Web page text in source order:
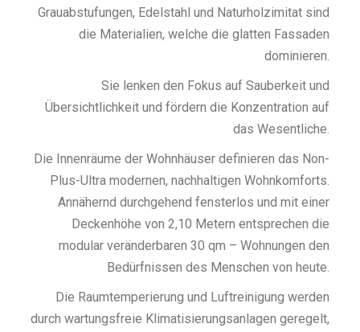
Grauabstufungen, Edelstahl und Naturholzimitat sind
die Materialien, welche die glatten Fassaden
dominieren.
Sie lenken den Fokus auf Sauberkeit und
Übersichtlichkeit und fördern die Konzentration auf
das Wesentliche.
Die Innenräume der Wohnhäuser definieren das Non-
Plus-Ultra modernen, nachhaltigen Wohnkomforts.
Annähernd durchgehend fensterlos und mit einer
Deckenhöhe von 2,10 Metern entsprechen die
modular veränderbaren 30 qm – Wohnungen den
Bedürfnissen des Menschen von heute.
Die Raumtemperierung und Luftreinigung werden
durch wartungsfreie Klimatisierungsanlagen geregelt,